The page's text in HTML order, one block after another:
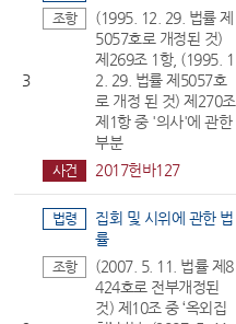
3
조항
(1995. 12. 29. 법률 제
5057호로 개정된 것)
제269조 1항, (1995. 1
2. 29. 법률 제5057호
로 개정 된 것) 제270조
제1항 중 '의사'에 관한
부분
사건 2017헌바127
법령
집회 및 시위에 관한 법
률
조항
(2007. 5. 11. 법률 제8
424호로 전부개정된
것) 제10조 중 ‘옥외집